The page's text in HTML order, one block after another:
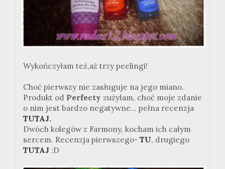
Wykończyłam też,aż trzy peelingi!
Choć pierwszy nie zasługuje na jego miano.
Produkt od Perfecty zużyłam, choć moje zdanie
o nim jest bardzo negatywne... pełna recenzja
TUTAJ.
Dwóch kolegów z Farmony, kocham ich całym
sercem. Recenzja pierwszego- TU, drugiego
TUTAJ :D